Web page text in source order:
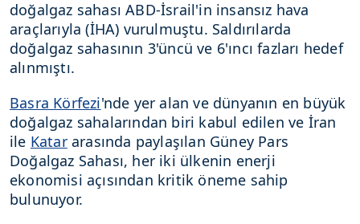
doğalgaz sahası ABD-İsrail'in insansız hava
araçlarıyla (İHA) vurulmuştu. Saldırılarda
doğalgaz sahasının 3'üncü ve 6'ıncı fazları hedef
alınmıştı.
Basra Körfezi'nde yer alan ve dünyanın en büyük
doğalgaz sahalarından biri kabul edilen ve İran
ile Katararasında paylaşılan Güney Pars
Doğalgaz Sahası, her iki ülkenin enerji
ekonomisi açısından kritik öneme sahip
bulunuyor.